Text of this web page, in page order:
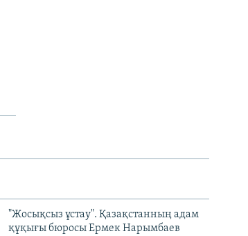
"Жосықсыз ұстау". Қазақстанның адам
құқығы бюросы Ермек Нарымбаев